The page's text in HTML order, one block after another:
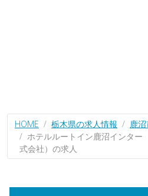
HOME 栃木県の求人情報
鹿
ホテルルートイン鹿沼インタ
式会社）の求人